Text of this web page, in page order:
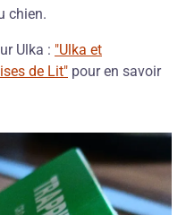
chien.
Ulka : "Ulka et
de Lit" pour en savoir